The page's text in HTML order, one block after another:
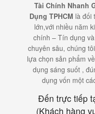
Tài Chính Nhanh
Dụng TPHCM là đối
lớn,với nhiều năm
chính – Tín dụng
chuyên sâu, chúng
lựa chọn sản phẩm
dụng sáng suốt ,
dụng vốn một
Đến trực tiếp
(Khách hàng